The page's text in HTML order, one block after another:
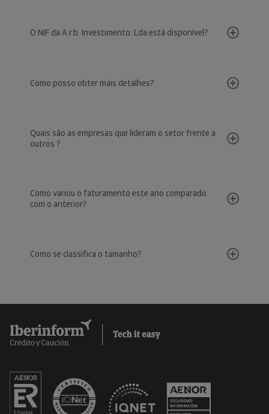
O NIF da A.r.b. Investimento, Lda está disponível?
Como posso obter mais detalhes?
Quais são as empresas que lideram o setor frente a
outros ?
Como variou o faturamento este ano comparado
com o anterior?
Como se classifica o tamanho?